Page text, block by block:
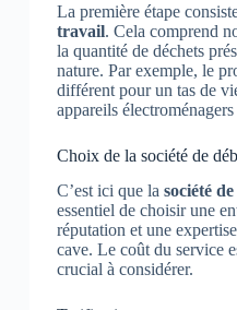
La première étape
travail. Cela comprend
la quantité de déchets
nature. Par exemple, le
différent pour un tas de
appareils
Choix de la société de
C’est ici que la société
essentiel de choisir une
réputation et une
cave. Le coût du service
crucial à considérer.